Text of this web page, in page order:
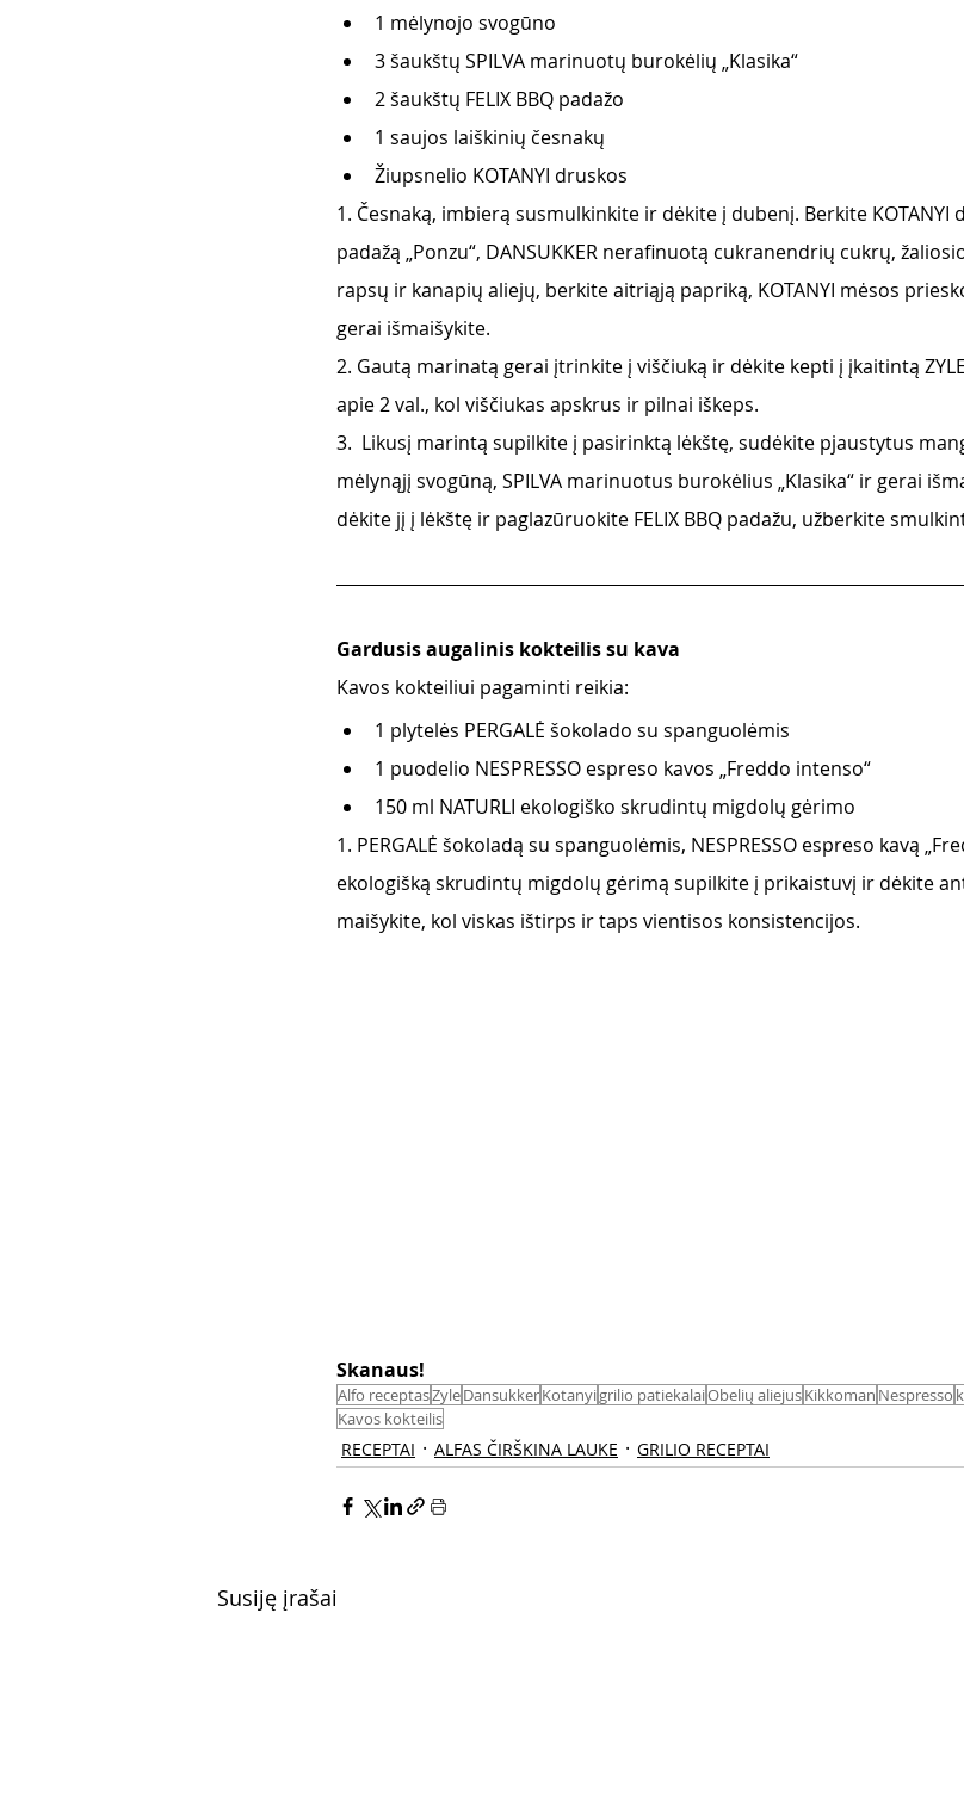
1 mėlynojo svogūno
3 šaukštų SPILVA marinuotų burokėlių „Klasika“
2 šaukštų FELIX BBQ padažo
1 saujos laiškinių česnakų
Žiupsnelio KOTANYI druskos
1. Česnaką, imbierą susmulkinkite ir dėkite į dubenį. Berkite KOTANYI
padažą „Ponzu“, DANSUKKER nerafinuotą cukranendrių cukrų,
rapsų ir kanapių aliejų, berkite aitriąją papriką, KOTANYI mėsos
gerai išmaišykite.
2. Gautą marinatą gerai įtrinkite į viščiuką ir dėkite kepti į įkaitintą
apie 2 val., kol viščiukas apskrus ir pilnai iškeps.
3.  Likusį marintą supilkite į pasirinktą lėkštę, sudėkite pjaustytus
mėlynąjį svogūną, SPILVA marinuotus burokėlius „Klasika“ ir gerai
dėkite jį į lėkštę ir paglazūruokite FELIX BBQ padažu, užberkite
Gardusis augalinis kokteilis su kava
Kavos kokteiliui pagaminti reikia:
1 plytelės PERGALĖ šokolado su spanguolėmis
1 puodelio NESPRESSO espreso kavos „Freddo intenso“
150 ml NATURLI ekologiško skrudintų migdolų gėrimo
1. PERGALĖ šokoladą su spanguolėmis, NESPRESSO espreso kavą
ekologišką skrudintų migdolų gėrimą supilkite į prikaistuvį ir dėkite
maišykite, kol viskas ištirps ir taps vientisos konsistencijos.
Skanaus!
Alfo receptasZyleDansukkerKotanyigrilio patiekalaiObelių aliejusKikkoman Nespresso
Kavos kokteilis
RECEPTAI ALFAS ČIRŠKINA LAUKE GRILIO RECEPTAI
Susiję įrašai